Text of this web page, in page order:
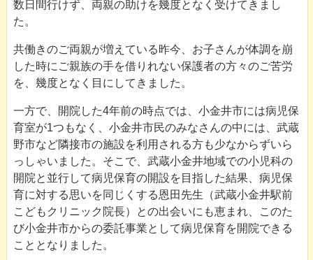
数日間行けず、両親の助けを幾度となく受けてきまし
た。
共働きのご両親が増えている昨今、お子さんが体調を崩
した時にご親族の手を借りれない保護者の方々のご苦労
を、幾度となく目にしてきました。
一方で、開院した4年前の時点では、小金井市には病児保
育室が1つもなく、小金井市民のみなさんの中には、武蔵
野市など隣接市の施設を利用される方も少なからずいら
っしゃいました。そこで、武蔵小金井地域での小児科の
開院と並行して病児保育の開設を目指した結果、病児保
育に対する思いを同じくする恩田先生（武蔵小金井駅前
こどもクリニック院長）との出会いにも恵まれ、このた
び小金井市からの委託事業として病児保育を開院できる
こととなりました。